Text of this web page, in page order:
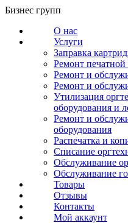
Перейти
содержанию
Бизнес групп
О нас
Услуги
Заправка
Ремонт печатной
Ремонт и
Ремонт и
Утилизация
оборудования и
Ремонт и
оборудования
Распечатка и
Списание
Обслуживание
Обслуживание
Товары
Отзывы
Контакты
Мой аккаунт